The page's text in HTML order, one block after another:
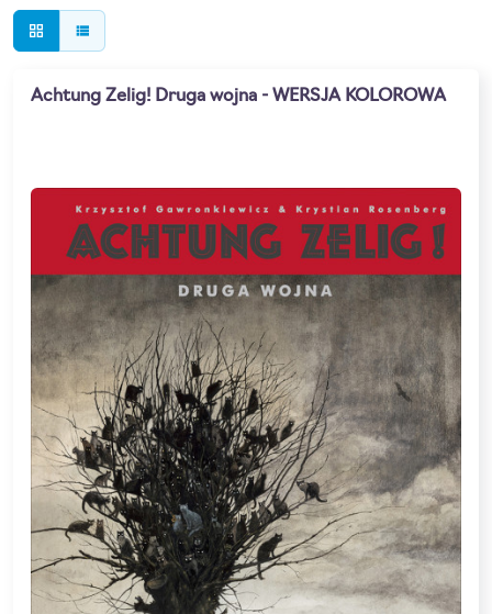
grid_view view_list
Achtung Zelig! Druga wojna - WERSJA KOLOROWA